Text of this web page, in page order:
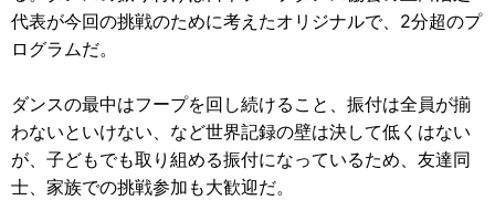
代表が今回の挑戦のために考えたオリジナルで、2分超のプ
ログラムだ。
ダンスの最中はフープを回し続けること、振付は全員が揃
わないといけない、など世界記録の壁は決して低くはない
が、子どもでも取り組める振付になっているため、友達同
士、家族での挑戦参加も大歓迎だ。